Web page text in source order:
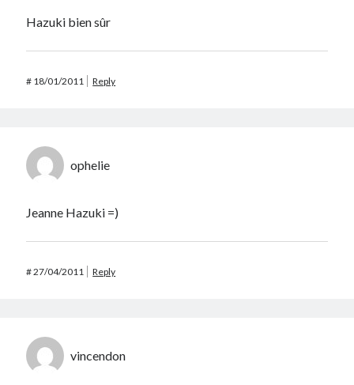
Hazuki bien sûr
# 18/01/2011 Reply
ophelie
Jeanne Hazuki =)
#27/04/2011 Reply
vincendon